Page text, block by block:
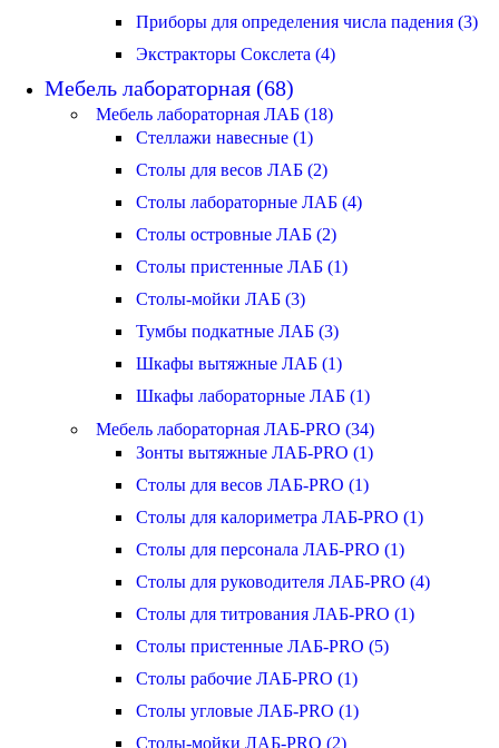
Приборы для определения числа падения (3)
Экстракторы Сокслета (4)
Мебель лабораторная (68)
Мебель лабораторная ЛАБ (18)
Стеллажи навесные (1)
Столы для весов ЛАБ (2)
Столы лабораторные ЛАБ (4)
Столы островные ЛАБ (2)
Столы пристенные ЛАБ (1)
Столы-мойки ЛАБ (3)
Тумбы подкатные ЛАБ (3)
Шкафы вытяжные ЛАБ (1)
Шкафы лабораторные ЛАБ (1)
Мебель лабораторная ЛАБ-PRO (34)
Зонты вытяжные ЛАБ-PRO (1)
Столы для весов ЛАБ-PRO (1)
Столы для калориметра ЛАБ-PRO (1)
Столы для персонала ЛАБ-PRO (1)
Столы для руководителя ЛАБ-PRO (4)
Столы для титрования ЛАБ-PRO (1)
Столы пристенные ЛАБ-PRO (5)
Столы рабочие ЛАБ-PRO (1)
Столы угловые ЛАБ-PRO (1)
Столы-мойки ЛАБ-PRO (2)